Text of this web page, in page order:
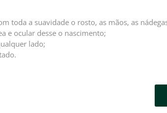
toda a suavidade o rosto, as mãos, as
e ocular desse o nascimento;
lado;